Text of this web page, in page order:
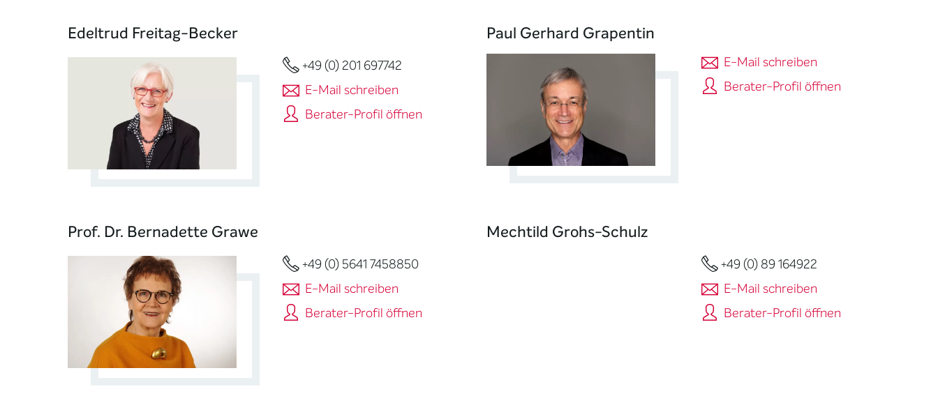
Edeltrud Freitag-Becker
+49 (0) 201 697742
E-Mail schreiben
Berater-Profil öffnen
Paul Gerhard Grapentin
E-Mail schreiben
Berater-Profil öffnen
Prof. Dr. Bernadette Grawe
+49 (0) 5641 7458850
E-Mail schreiben
Berater-Profil öffnen
Mechtild Grohs-Schulz
+49 (0) 89 164922
E-Mail schreiben
Berater-Profil öffnen